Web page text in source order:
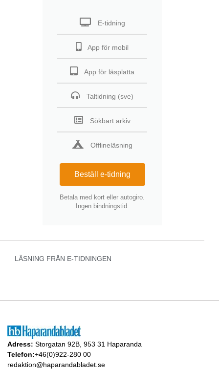
E-tidning
App för mobil
App för läsplatta
Taltidning (sve)
Sökbart arkiv
Offlineläsning
Beställ e-tidning
Betala med kort eller autogiro.
Ingen bindningstid.
LÄSNING FRÅN E-TIDNINGEN
Adress: Storgatan 92B, 953 31 Haparanda
Telefon:+46(0)922-280 00
redaktion@haparandabladet.se